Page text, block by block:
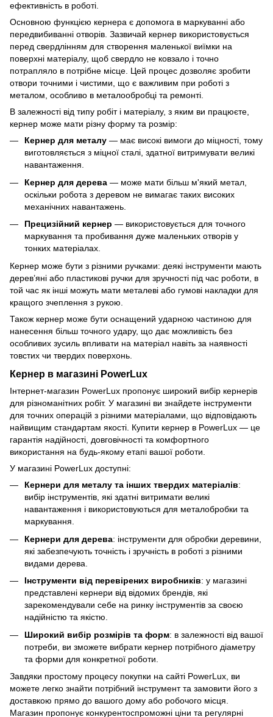
ефективність в роботі.
Основною функцією кернера є допомога в маркуванні або
передвибиванні отворів. Зазвичай кернер використовується
перед свердлінням для створення маленької виїмки на
поверхні матеріалу, щоб свердло не ковзало і точно
потрапляло в потрібне місце. Цей процес дозволяє зробити
отвори точними і чистими, що є важливим при роботі з
металом, особливо в металообробці та ремонті.
В залежності від типу робіт і матеріалу, з яким ви працюєте,
кернер може мати різну форму та розмір:
Кернер для металу — має високі вимоги до міцності, тому
виготовляється з міцної сталі, здатної витримувати великі
навантаження.
Кернер для дерева — може мати більш м'який метал,
оскільки робота з деревом не вимагає таких високих
механічних навантажень.
Прецизійний кернер — використовується для точного
маркування та пробивання дуже маленьких отворів у
тонких матеріалах.
Кернер може бути з різними ручками: деякі інструменти мають
дерев’яні або пластикові ручки для зручності під час роботи, в
той час як інші можуть мати металеві або гумові накладки для
кращого зчеплення з рукою.
Також кернер може бути оснащений ударною частиною для
нанесення більш точного удару, що дає можливість без
особливих зусиль впливати на матеріал навіть за наявності
товстих чи твердих поверхонь.
Кернер в магазині PowerLux
Інтернет-магазин PowerLux пропонує широкий вибір кернерів
для різноманітних робіт. У магазині ви знайдете інструменти
для точних операцій з різними матеріалами, що відповідають
найвищим стандартам якості. Купити кернер в PowerLux — це
гарантія надійності, довговічності та комфортного
використання на будь-якому етапі вашої роботи.
У магазині PowerLux доступні:
Кернери для металу та інших твердих матеріалів:
вибір інструментів, які здатні витримати великі
навантаження і використовуються для металобробки та
маркування.
Кернери для дерева: інструменти для обробки деревини,
які забезпечують точність і зручність в роботі з різними
видами дерева.
Інструменти від перевірених виробників: у магазині
представлені кернери від відомих брендів, які
зарекомендували себе на ринку інструментів за своєю
надійністю та якістю.
Широкий вибір розмірів та форм: в залежності від вашої
потреби, ви зможете вибрати кернер потрібного діаметру
та форми для конкретної роботи.
Завдяки простому процесу покупки на сайті PowerLux, ви
можете легко знайти потрібний інструмент та замовити його з
доставкою прямо до вашого дому або робочого місця.
Магазин пропонує конкурентоспроможні ціни та регулярні